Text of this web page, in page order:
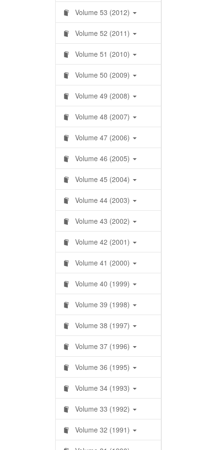
Volume 53 (2012)
Volume 52 (2011)
Volume 51 (2010)
Volume 50 (2009)
Volume 49 (2008)
Volume 48 (2007)
Volume 47 (2006)
Volume 46 (2005)
Volume 45 (2004)
Volume 44 (2003)
Volume 43 (2002)
Volume 42 (2001)
Volume 41 (2000)
Volume 40 (1999)
Volume 39 (1998)
Volume 38 (1997)
Volume 37 (1996)
Volume 36 (1995)
Volume 34 (1993)
Volume 33 (1992)
Volume 32 (1991)